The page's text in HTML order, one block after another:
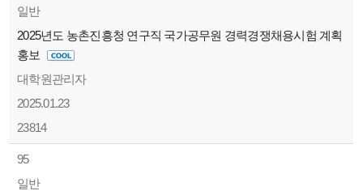
일반
2025년도 농촌진흥청 연구직 국가공무원 경력경쟁채용시험 계획
홍보
대학원관리자
2025.01.23
23814
95
일반